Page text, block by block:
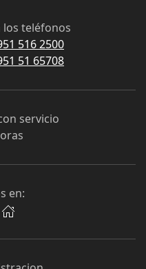
los teléfonos
516 2500
51 65708
servicio
en: